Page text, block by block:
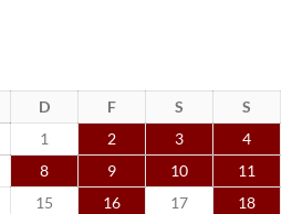
D F S
S
1
2 3
4
8 9 10
11
15 16 17
18